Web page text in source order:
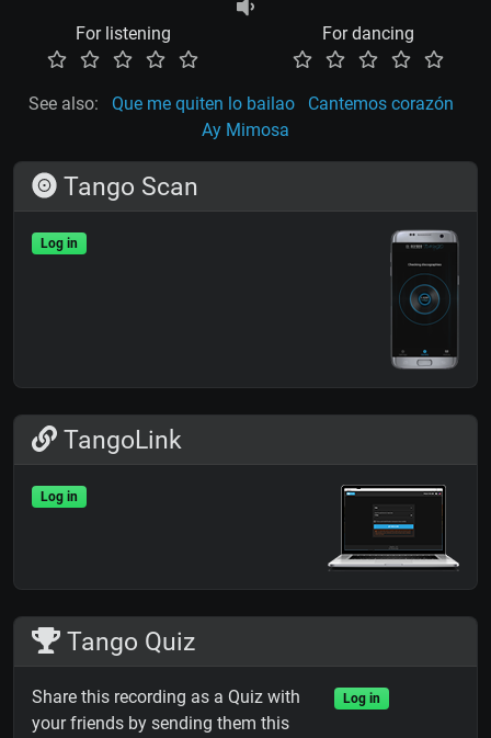
For listening For dancing
See also: Que me quiten lo bailao
Cantemos corazón
Ay Mimosa
Tango Scan
Log in
TangoLink
Log in
Tango Quiz
Share this recording as a Quiz with
your friends by sending them this
Log in